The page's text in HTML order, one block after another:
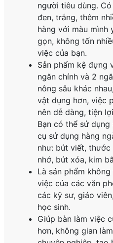
người tiêu dùng.
đen, trắng, thêm
hàng với màu mình
gọn, không tốn
việc của bạn.
Sản phẩm kệ đựng
ngăn chính và 2
nông sâu khác
vật dụng hơn, việc
nên dễ dàng, tiện
Bạn có thể sử
cụ sử dụng hàng
như: bút viết, thước
nhớ, bút xóa, kim
Là sản phẩm
việc của các văn
các kỹ sư, giáo
học sinh.
Giúp bàn làm việc
hơn, không gian